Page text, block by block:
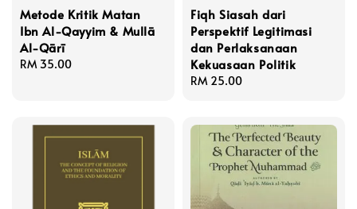
Metode Kritik Matan
Ibn Al-Qayyim & Mullā
Al-Qārī
Regular
RM 35.00
Fiqh Siasah dari
Perspektif Legitimasi
dan Perlaksanaan
Kekuasaan Politik
Regular
RM 25.00